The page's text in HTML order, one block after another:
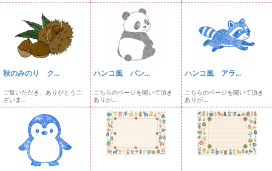
秋のみのり ク...
ご覧いただき、ありがとうご
ざいま...
ハンコ風 パン...
こちらのページを開いて頂き
ありが...
ハンコ風 アラ...
こちらのページを開いて頂き
ありが...